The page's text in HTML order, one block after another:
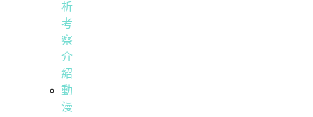
析
考
察
介
紹
動
漫